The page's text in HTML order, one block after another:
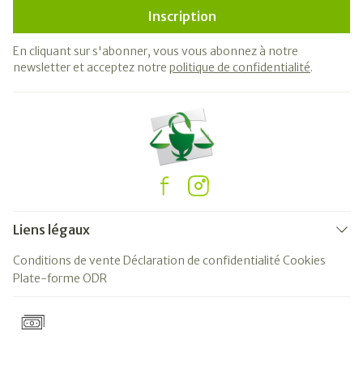
Inscription
En cliquant sur s'abonner, vous vous abonnez à notre
newsletter et acceptez notre politique de confidentialité.
Liens légaux
Conditions de vente Déclaration de confidentialité Cookies
Plate-forme ODR